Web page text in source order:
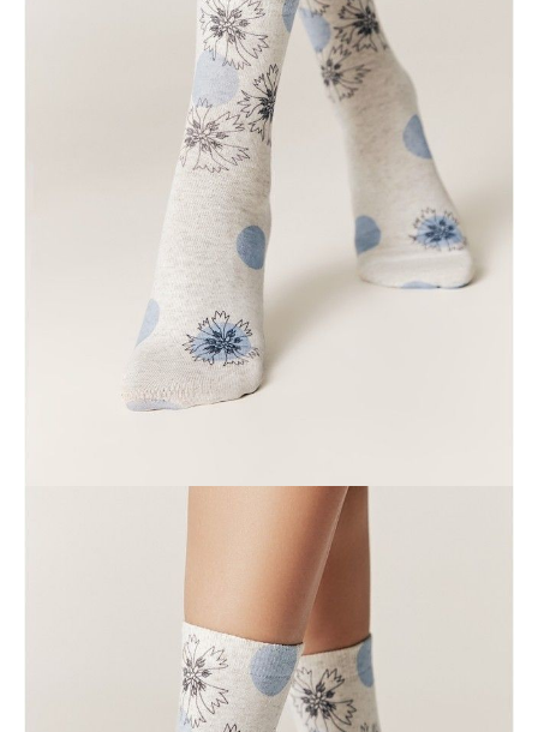
+
DODAJ DO KOSZYKA
POWIADOM MNIE O DOSTĘPNOŚCI
ПОЛУЧИТЬ ПО EMAIL
darmowa od 99 zł
czas dostawy: 1-2 dni robocze
Paczkomaty InPost 24/7, darmowa od 50 zł
czas dostawy: 1-2 dni robocze
w sklepie Conte (Łodz)
pn.- czw. 8:00 - 16:00, pt. 8:00 - 14:00
mieszanek bawełny i lnu są przyjemne w dotyku, lekkie i niezwykle
Stworzone specjalnie dla kobiet ceniących absolutny komfort i
Wyłącznie online w sklepie internetowym Conte.
1001291310030035676
poliester 54%, bawełna 29%, len 15%, elastan 2%
Podmiot odpowiedzialny